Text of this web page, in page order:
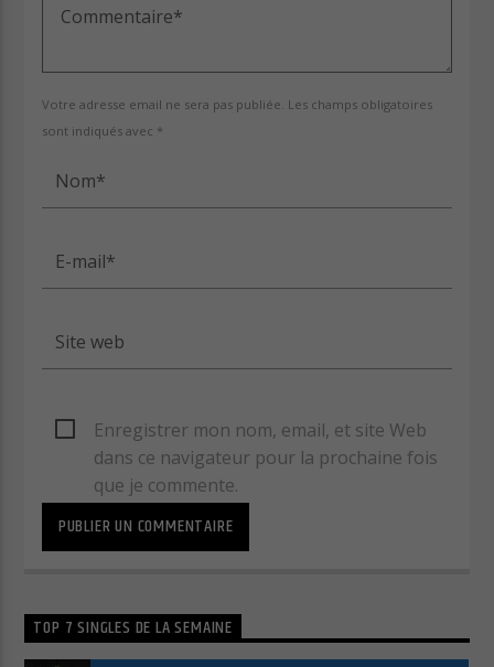
Cuts Electro
Votre adresse email ne sera pas publiée. Les champs obligatoires
sont indiqués avec *
Enregistrer mon nom, email, et site Web
dans ce navigateur pour la prochaine fois
que je commente.
TOP 7 SINGLES DE LA SEMAINE